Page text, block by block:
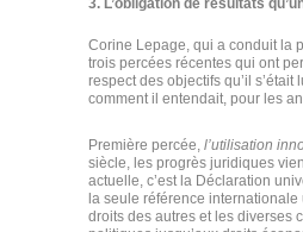
3. L’obligation de résultats
Corine Lepage, qui a conduit la
trois percées récentes qui ont
respect des objectifs qu’il
comment il entendait, pour les
Première percée, l’utilisation
siècle, les progrès juridiques
actuelle, c’est la Déclaration
la seule référence
droits des autres et les diverses